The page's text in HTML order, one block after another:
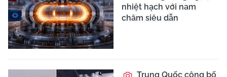
nhiệt hạch với nam
châm siêu dẫn
Trung Quốc công bố